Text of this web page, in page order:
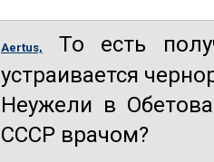
Aertus,
То есть
устраивается
Неужели в
СССР врачом?